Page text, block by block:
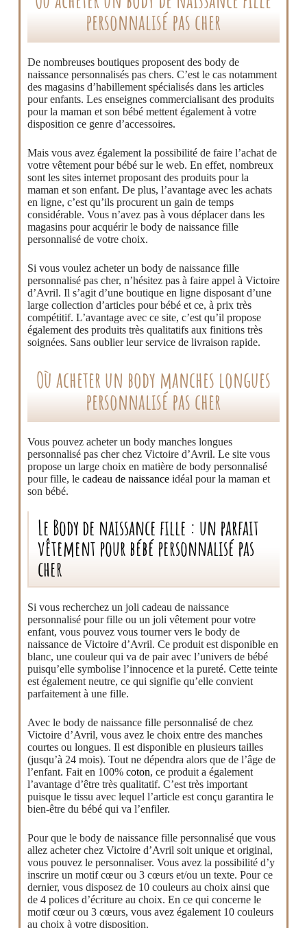
personnalisé pas cher
De nombreuses boutiques proposent des body de
naissance personnalisés pas chers. C’est le cas notamment
des magasins d’habillement spécialisés dans les articles
pour enfants. Les enseignes commercialisant des produits
pour la maman et son bébé mettent également à votre
disposition ce genre d’accessoires.
Mais vous avez également la possibilité de faire l’achat de
votre vêtement pour bébé sur le web. En effet, nombreux
sont les sites internet proposant des produits pour la
maman et son enfant. De plus, l’avantage avec les achats
en ligne, c’est qu’ils procurent un gain de temps
considérable. Vous n’avez pas à vous déplacer dans les
magasins pour acquérir le body de naissance fille
personnalisé de votre choix.
Si vous voulez acheter un body de naissance fille
personnalisé pas cher, n’hésitez pas à faire appel à Victoire
d’Avril. Il s’agit d’une boutique en ligne disposant d’une
large collection d’articles pour bébé et ce, à prix très
compétitif. L’avantage avec ce site, c’est qu’il propose
également des produits très qualitatifs aux finitions très
soignées. Sans oublier leur service de livraison rapide.
Où acheter un body manches longues
personnalisé pas cher
Vous pouvez acheter un body manches longues
personnalisé pas cher chez Victoire d’Avril. Le site vous
propose un large choix en matière de body personnalisé
pour fille, le cadeau de naissanceidéal pour la maman et
son bébé.
Le Body de naissance fille : un parfait
vêtement pour bébé personnalisé pas
cher
Si vous recherchez un joli cadeau de naissance
personnalisé pour fille ou un joli vêtement pour votre
enfant, vous pouvez vous tourner vers le body de
naissance de Victoire d’Avril. Ce produit est disponible en
blanc, une couleur qui va de pair avec l’univers de bébé
puisqu’elle symbolise l’innocence et la pureté. Cette teinte
est également neutre, ce qui signifie qu’elle convient
parfaitement à une fille.
Avec le body de naissance fille personnalisé de chez
Victoire d’Avril, vous avez le choix entre des manches
courtes ou longues. Il est disponible en plusieurs tailles
(jusqu’à 24 mois). Tout ne dépendra alors que de l’âge de
l’enfant. Fait en 100% coton, ce produit a également
l’avantage d’être très qualitatif. C’est très important
puisque le tissu avec lequel l’article est conçu garantira le
bien-être du bébé qui va l’enfiler.
Pour que le body de naissance fille personnalisé que vous
allez acheter chez Victoire d’Avril soit unique et original,
vous pouvez le personnaliser. Vous avez la possibilité d’y
inscrire un motif cœur ou 3 cœurs et/ou un texte. Pour ce
dernier, vous disposez de 10 couleurs au choix ainsi que
de 4 polices d’écriture au choix. En ce qui concerne le
motif cœur ou 3 cœurs, vous avez également 10 couleurs
au choix à votre disposition.